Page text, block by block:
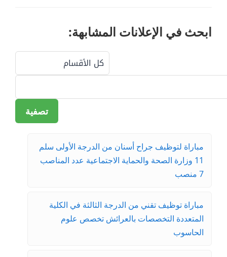
ابحث في الإعلانات المشابهة:
تصفية
مباراة لتوظيف جراح أسنان من الدرجة الأولى سلم
11 وزارة الصحة والحماية الاجتماعية عدد المناصب
7 منصب
مباراة توظيف تقني من الدرجة الثالثة في الكلية
المتعددة التخصصات بالعرائش تخصص علوم
الحاسوب